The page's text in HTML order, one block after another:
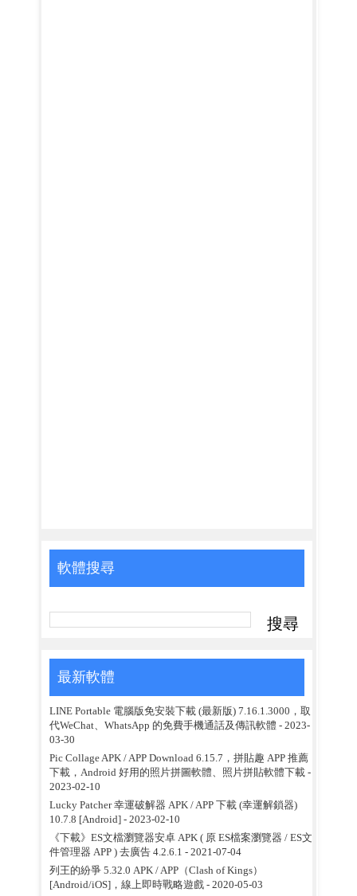
軟體搜尋
最新軟體
LINE Portable 電腦版免安裝下載 (最新版) 7.16.1.3000，取
代WeChat、WhatsApp 的免費手機通話及傳訊軟體 - 2023-
03-30
Pic Collage APK / APP Download 6.15.7，拼貼趣 APP 推薦
下載，Android 好用的照片拼圖軟體、照片拼貼軟體下載-
2023-02-10
Lucky Patcher 幸運破解器 APK / APP 下載 (幸運解鎖器)
10.7.8 [Android] - 2023-02-10
《下載》ES文檔瀏覽器安卓 APK ( 原 ES檔案瀏覽器 / ES文
件管理器 APP ) 去廣告 4.2.6.1 - 2021-07-04
列王的紛爭 5.32.0 APK / APP（Clash of Kings）
[Android/iOS]，線上即時戰略遊戲- 2020-05-03